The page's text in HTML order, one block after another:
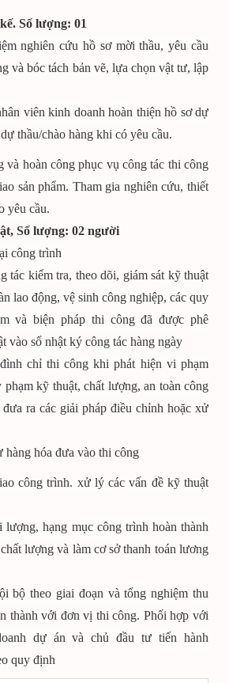
. Số lượng: 01
nghiên cứu hồ sơ mời thầu, yêu cầu
và bóc tách bản vẽ, lựa chọn vật tư, lập
viên kinh doanh hoàn thiện hồ sơ dự
thầu/chào hàng khi có yêu cầu.
và hoàn công phục vụ công tác thi công
sản phẩm. Tham gia nghiên cứu, thiết
yêu cầu.
Số lượng: 02 người
công trình
tác kiểm tra, theo dõi, giám sát kỹ thuật
lao động, vệ sinh công nghiệp, các quy
và biện pháp thi công đã được phê
vào sổ nhật ký công tác hàng ngày
chỉ thi công khi phát hiện vi phạm
kỹ thuật, chất lượng, an toàn công
ra các giải pháp điều chỉnh hoặc xử
hàng hóa đưa vào thi công
công trình. xử lý các vấn đề kỹ thuật
lượng, hạng mục công trình hoàn thành
lượng và làm cơ sở thanh toán lương
bộ theo giai đoạn và tổng nghiệm thu
thành với đơn vị thi công. Phối hợp với
dự án và chủ đầu tư tiến hành
quy định